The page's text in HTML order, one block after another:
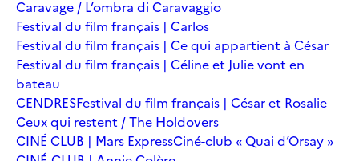
Caravage / L’ombra di Caravaggio
Festival du film français | Carlos
Festival du film français | Ce qui appartient à César
Festival du film français | Céline et Julie vont en
bateau
CENDRESFestival du film français | César et Rosalie
Ceux qui restent / The Holdovers
CINÉ CLUB | Mars ExpressCiné-club « Quai d’Orsay »